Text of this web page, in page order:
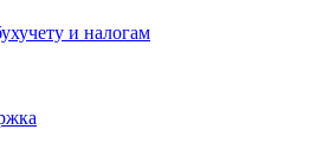
и налогам